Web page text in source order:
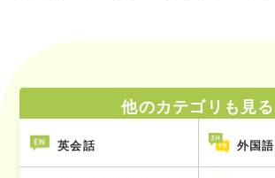
他のカテゴリも見る
英会話 外国語